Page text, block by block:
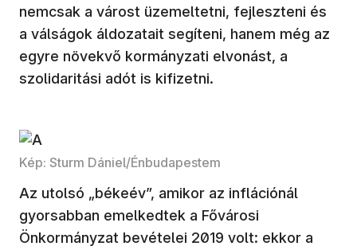
nemcsak a várost üzemeltetni, fejleszteni és
a válságok áldozatait segíteni, hanem még az
egyre növekvő kormányzati elvonást, a
szolidaritási adót is kifizetni.
Kép: Sturm Dániel/Énbudapestem
Az utolsó „békeév”, amikor az inflációnál
gyorsabban emelkedtek a Fővárosi
Önkormányzat bevételei 2019 volt: ekkor a